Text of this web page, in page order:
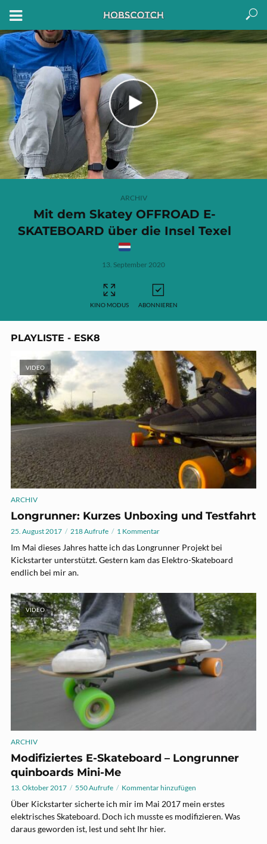
ARCHIV
Mit dem Skatey OFFROAD E-
SKATEBOARD über die Insel Texel
13. September 2020
KINO MODUS ABONNIEREN
PLAYLISTE - ESK8
VIDEO
ARCHIV
Longrunner: Kurzes Unboxing und Testfahrt
25. August 2017 218 Aufrufe 1 Kommentar
Im Mai dieses Jahres hatte ich das Longrunner Projekt bei
Kickstarter unterstützt. Gestern kam das Elektro-Skateboard
endlich bei mir an.
VIDEO
ARCHIV
Modifiziertes E-Skateboard – Longrunner
quinboards Mini-Me
13. Oktober 2017 550 Aufrufe Kommentar hinzufügen
Über Kickstarter sicherte ich mir im Mai 2017 mein erstes
elektrisches Skateboard. Doch ich musste es modifizieren. Was
daraus geworden ist, lest und seht Ihr hier.